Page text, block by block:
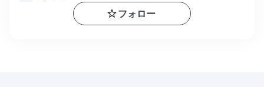
フォロー